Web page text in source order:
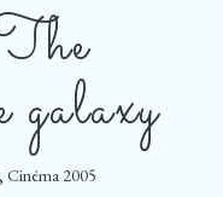
, Cinéma 2005